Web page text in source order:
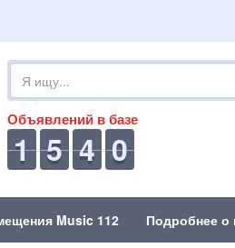
Объявлений в базе
1 5 4 0
Music 112 Подробнее о